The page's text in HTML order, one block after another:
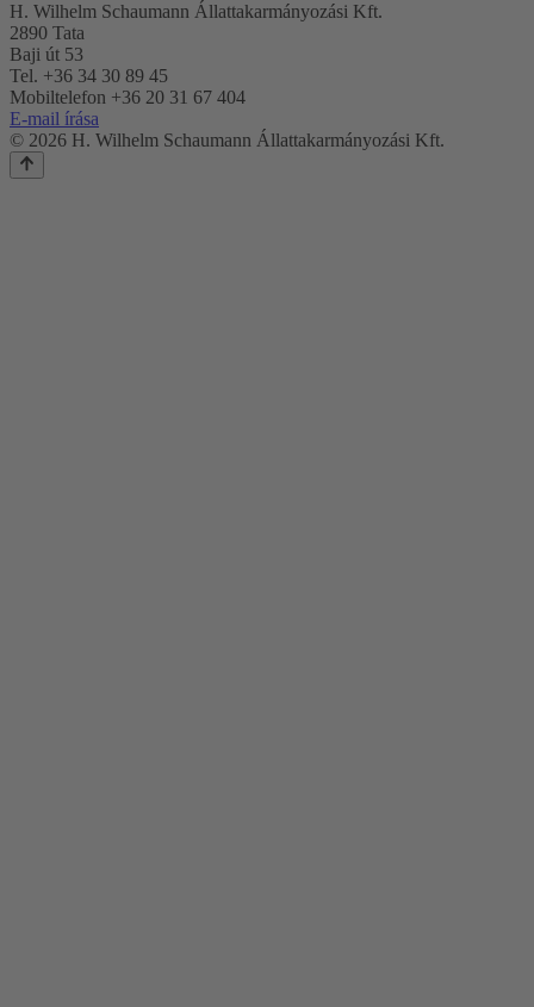
H. Wilhelm Schaumann Állattakarmányozási Kft.
2890 Tata
Baji út 53
Tel. +36 34 30 89 45
Mobiltelefon +36 20 31 67 404
E-mail írása
© 2026 H. Wilhelm Schaumann Állattakarmányozási Kft.